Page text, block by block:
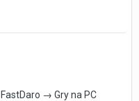
FastDaro → Gry na PC